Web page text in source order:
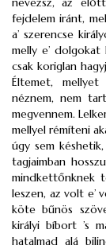
fejdelem iránt,
a’ szerencse
melly e’
csak koriglan
Éltemet, mellyet
néznem, nem
megvennem.
mellyel rémíteni
úgy sem
tagjaimban
mindkettőnknek
leszen, az volt e’
köte bűnös
királyi bíbort ’s
hatalmad alá